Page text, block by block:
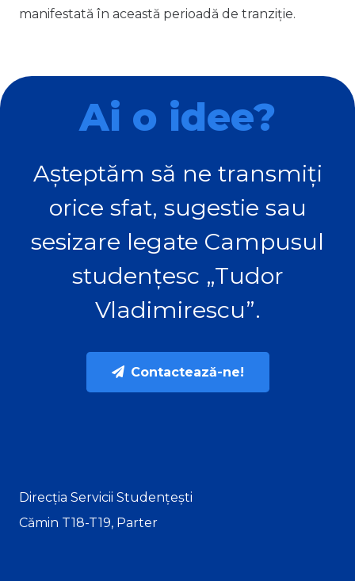
manifestată în această perioadă de tranziție.
Ai o idee?
Așteptăm să ne transmiți
orice sfat, sugestie sau
sesizare legate Campusul
studențesc „Tudor
Vladimirescu”.
Contactează-ne!
Direcția Servicii Studențești
Cămin T18-T19, Parter